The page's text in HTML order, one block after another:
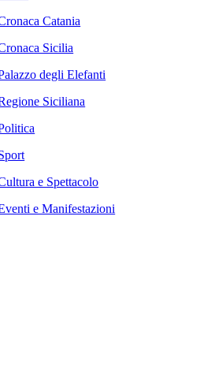
Catania
Sicilia
degli Elefanti
Siciliana
e Spettacolo
e Manifestazioni